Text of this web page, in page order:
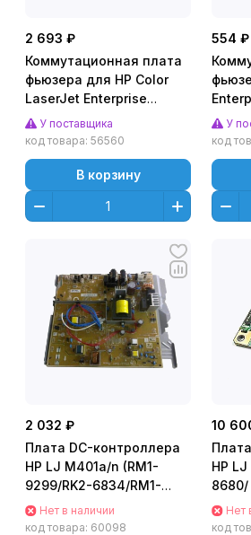
2 693 ₽
Коммутационная плата
фьюзера для HP Color
LaserJet Enterprise
M552/553 (CET),
CET461009
У поставщика
код товара: 56560
В корзину
554 ₽
(CET),
У
код
2 032 ₽
Плата DC-контроллера
HP LJ M401a/n (RM1-
9299/RK2-6834/RM1-
9038/RM2-7762) OEM
Нет в наличии
код товара: 60098
10
HP
8680/
Нет
код